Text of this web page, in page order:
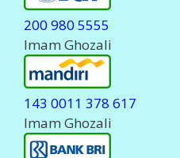
200 980 5555
Imam Ghozali
143 0011 378 617
Imam Ghozali